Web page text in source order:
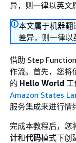
异，则一律以英文
本文属于机器翻
差异，则一律以
借助 Step
作流。首先，您将
的 Hello World 工
Amazon States
服务集成来进行情
完成本教程后，您
计和代码模式下创